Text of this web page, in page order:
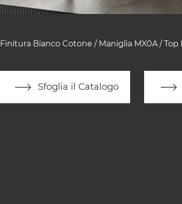
Finitura Bianco Cotone / Maniglia MX0A / Top
Sfoglia il Catalogo